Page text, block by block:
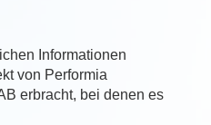
Informationen
von Performia
erbracht, bei denen es